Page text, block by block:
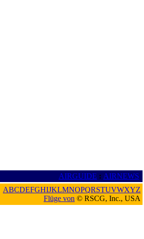
AIRGUIDE : AIRNEWS
ABCDEFGHIJKLMNOPQRSTUVWXYZ
Flüge von © RSCG, Inc., USA